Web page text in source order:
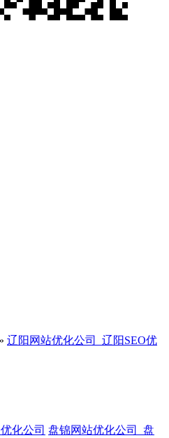
» 辽阳网站优化公司_辽阳SEO优
化公司 盘锦网站优化公司_盘